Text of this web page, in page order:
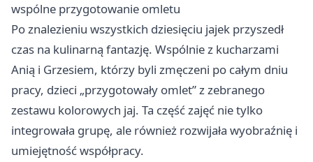
wspólne przygotowanie omletu
Po znalezieniu wszystkich dziesięciu jajek przyszedł
czas na kulinarną fantazję. Wspólnie z kucharzami
Anią i Grzesiem, którzy byli zmęczeni po całym dniu
pracy, dzieci „przygotowały omlet” z zebranego
zestawu kolorowych jaj. Ta część zajęć nie tylko
integrowała grupę, ale również rozwijała wyobraźnię i
umiejętność współpracy.